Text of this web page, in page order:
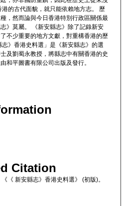
的古代面貌，就只能依賴地方志。 歷
，然而論與今日香港特別行政區關係最
》莫屬。 《新安縣志》除了記錄新安
不少重要的地方文獻，對重構香港的歷
》香港史料選」是《新安縣志》的選
及劉蜀永教授，將縣志中有關香港的史
和平圖書有限公司出版及發行。
Citation
《 新安縣志》香港史料選》 (初版)。